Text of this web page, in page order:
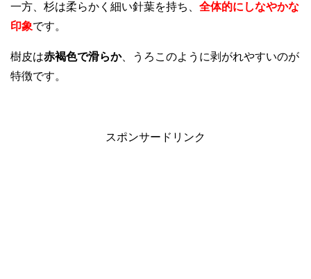
一方、杉は柔らかく細い針葉を持ち、 全体的にしなやかな
印象です。
樹皮は赤褐色で滑らか、うろこのように剥がれやすいのが
特徴です。
スポンサードリンク